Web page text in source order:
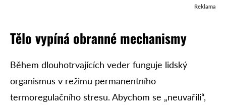
Reklama
Tělo vypíná obranné mechanismy
Během dlouhotrvajících veder funguje lidský
organismus v režimu permanentního
termoregulačního stresu. Abychom se „neuvařili“,